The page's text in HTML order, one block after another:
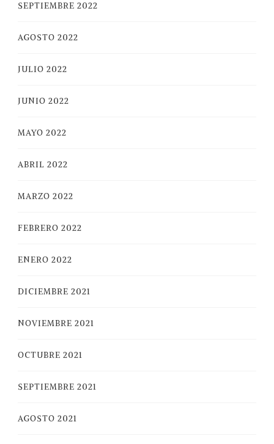
SEPTIEMBRE 2022
AGOSTO 2022
JULIO 2022
JUNIO 2022
MAYO 2022
ABRIL 2022
MARZO 2022
FEBRERO 2022
ENERO 2022
DICIEMBRE 2021
NOVIEMBRE 2021
OCTUBRE 2021
SEPTIEMBRE 2021
AGOSTO 2021